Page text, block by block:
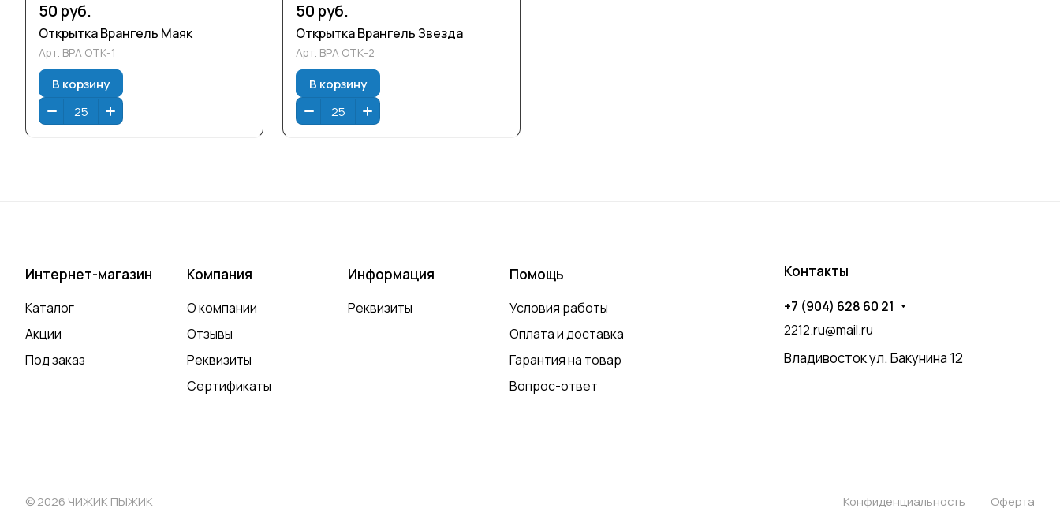
50 руб.
Открытка Врангель Маяк
Арт. ВРА ОТК-1
В корзину
50 руб.
Открытка Врангель Звезда
Арт. ВРА ОТК-2
В корзину
Интернет-магазин
Каталог
Акции
Под заказ
Компания
О компании
Отзывы
Реквизиты
Сертификаты
Информация
Реквизиты
Помощь
Условия работы
Оплата и доставка
Гарантия на товар
Вопрос-ответ
Контакты
+7 (904) 628 60 21
2212.ru@mail.ru
Владивосток ул. Бакунина 12
© 2026 ЧИЖИК ПЫЖИК Конфиденциальность Оферта